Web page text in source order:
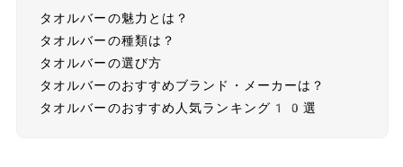
タオルバーの魅力とは？
タオルバーの種類は？
タオルバーの選び方
タオルバーのおすすめブランド・メーカーは？
タオルバーのおすすめ人気ランキング10選